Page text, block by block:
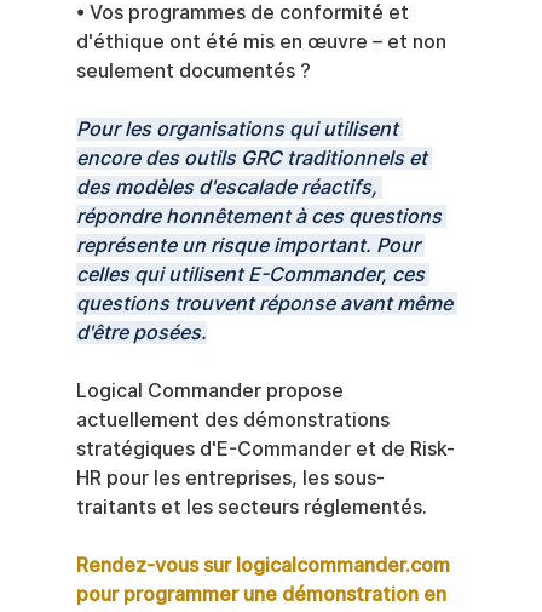
• Vos programmes de conformité et
d'éthique ont été mis en œuvre – et non
seulement documentés ?
Pour les organisations qui utilisent
encore des outils GRC traditionnels et
des modèles d'escalade réactifs,
répondre honnêtement à ces questions
représente un risque important. Pour
celles qui utilisent E-Commander, ces
questions trouvent réponse avant même
d'être posées.
Logical Commander propose
actuellement des démonstrations
stratégiques d'E-Commander et de Risk-
HR pour les entreprises, les sous-
traitants et les secteurs réglementés.
Rendez-vous sur logicalcommander.com
pour programmer une démonstration en